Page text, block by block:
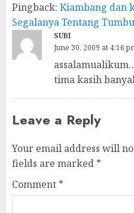
Pingback: Kiambang dan
Segalanya Tentang
SUBI
June 30, 2009 at 4:16
tima kasih
Leave a Reply
Your email address will
fields are marked *
Comment *